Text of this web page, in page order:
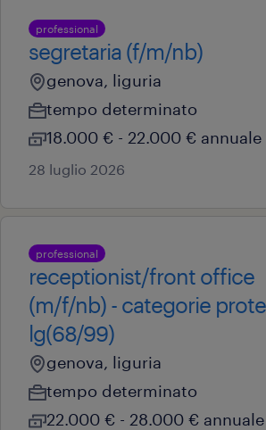
professional
segretaria (f/m/nb)
genova, liguria
tempo determinato
18.000 € - 22.000 € annuale
28 luglio 2026
professional
receptionist/front office
(m/f/nb) - categorie
lg(68/99)
genova, liguria
tempo determinato
22.000 € - 28.000 € annuale